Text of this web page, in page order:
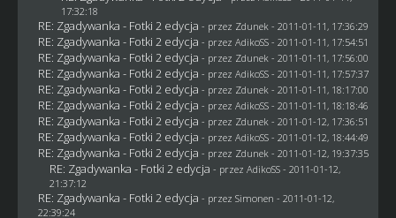
17:32:18
RE: Zgadywanka - Fotki 2 edycja - przez Zdunek - 2011-01-11, 17:36:29
RE: Zgadywanka - Fotki 2 edycja - przez AdikoSS - 2011-01-11, 17:54:51
RE: Zgadywanka - Fotki 2 edycja - przez Zdunek - 2011-01-11, 17:56:00
RE: Zgadywanka - Fotki 2 edycja - przez AdikoSS - 2011-01-11, 17:57:37
RE: Zgadywanka - Fotki 2 edycja - przez Zdunek - 2011-01-11, 18:17:00
RE: Zgadywanka - Fotki 2 edycja - przez AdikoSS - 2011-01-11, 18:18:46
RE: Zgadywanka - Fotki 2 edycja - przez Zdunek - 2011-01-12, 17:36:51
RE: Zgadywanka - Fotki 2 edycja - przez AdikoSS - 2011-01-12, 18:44:49
RE: Zgadywanka - Fotki 2 edycja - przez Zdunek - 2011-01-12, 19:37:35
RE: Zgadywanka - Fotki 2 edycja - przez AdikoSS - 2011-01-12,
21:37:12
RE: Zgadywanka - Fotki 2 edycja - przez Simonen - 2011-01-12,
22:39:24